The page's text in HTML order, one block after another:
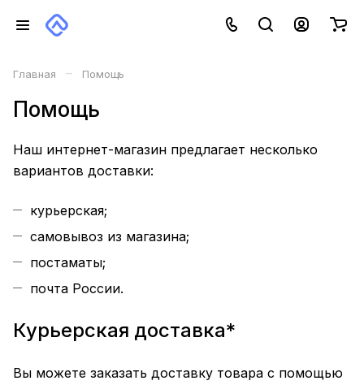
Главная – Помощь
Помощь
Наш интернет-магазин предлагает несколько
вариантов доставки:
курьерская;
самовывоз из магазина;
постаматы;
почта России.
Курьерская доставка*
Вы можете заказать доставку товара с помощью